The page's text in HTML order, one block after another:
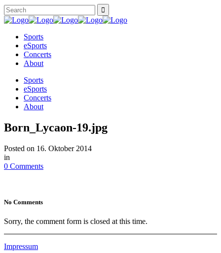
Sports
eSports
Concerts
About
Sports
eSports
Concerts
About
Born_Lycaon-19.jpg
Posted on 16. Oktober 2014
in
0 Comments
No Comments
Sorry, the comment form is closed at this time.
Impressum